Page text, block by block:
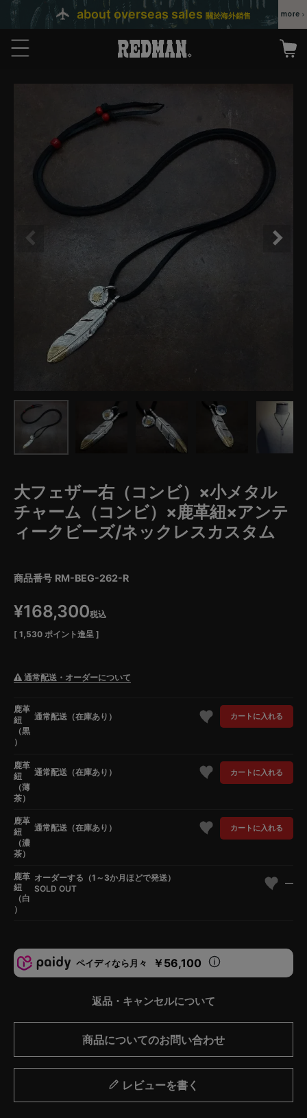
about overseas sales 關於海外銷售
大フェザー右（コンビ）×小メタル
チャーム（コンビ）×鹿革紐×アンテ
ィークビーズ/ネックレスカスタム
商品番号 RM-BEG-262-R
¥168,300税込
[ 1,530 ポイント進呈 ]
通常配送・オーダーについて
鹿革
紐
（黒
）
通常配送（在庫あり） カートに入れる
鹿革
紐
（薄
茶）
通常配送（在庫あり） カートに入れる
鹿革
紐
（濃
茶）
通常配送（在庫あり） カートに入れる
鹿革
紐
（白
）
オーダーする（1～3か月ほどで発送）
SOLD OUT
—
ペイディなら月々 ￥56,100
返品・キャンセルについて
商品についてのお問い合わせ
レビューを書く